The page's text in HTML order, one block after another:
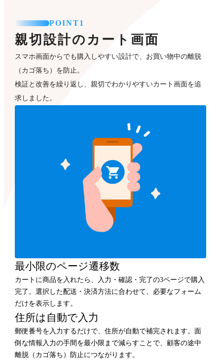
POINT1
親切設計のカート画面
スマホ画面からでも購入しやすい設計で、お買い物中の離脱
（カゴ落ち）を防止。
検証と改善を繰り返し、親切でわかりやすいカート画面を追
求しました。
最小限のページ遷移数
カートに商品を入れたら、入力・確認・完了の3ページで購入
完了。選択した配送・決済方法に合わせて、必要なフォーム
だけを表示します。
住所は自動で入力
郵便番号を入力するだけで、住所が自動で補完されます。面
倒な情報入力の手間を最小限まで減らすことで、顧客の途中
離脱（カゴ落ち）防止につながります。